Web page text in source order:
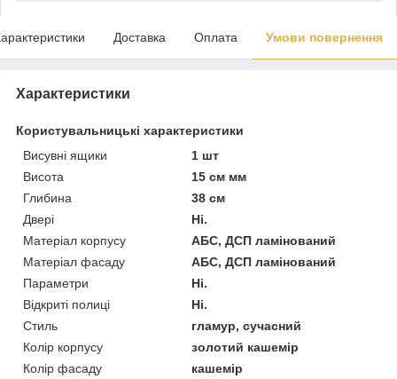
Доставка Оплата Умови повернення
Характеристики
Користувальницькі характеристики
Висувні ящики
1 шт
Висота
15 см мм
Глибина
38 см
Двері
Ні.
Матеріал корпусу
АБС, ДСП ламінований
Матеріал фасаду
АБС, ДСП ламінований
Параметри
Ні.
Відкриті полиці
Ні.
Стиль
гламур, сучасний
Колір корпусу
золотий кашемір
Колір фасаду
кашемір